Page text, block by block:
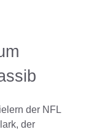
der NFL
der